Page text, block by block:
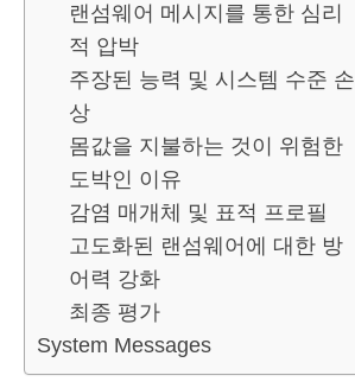
랜섬웨어 메시지를 통한 심리
적 압박
주장된 능력 및 시스템 수준 손
상
몸값을 지불하는 것이 위험한
도박인 이유
감염 매개체 및 표적 프로필
고도화된 랜섬웨어에 대한 방
어력 강화
최종 평가
System Messages